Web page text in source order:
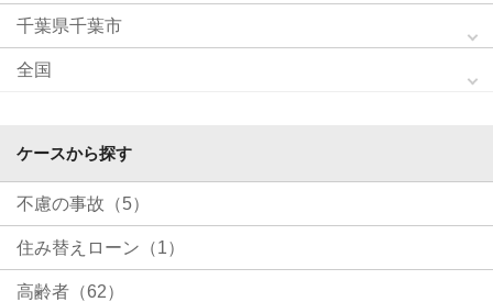
千葉県千葉市
全国
ケースから探す
不慮の事故（5）
住み替えローン（1）
高齢者（62）